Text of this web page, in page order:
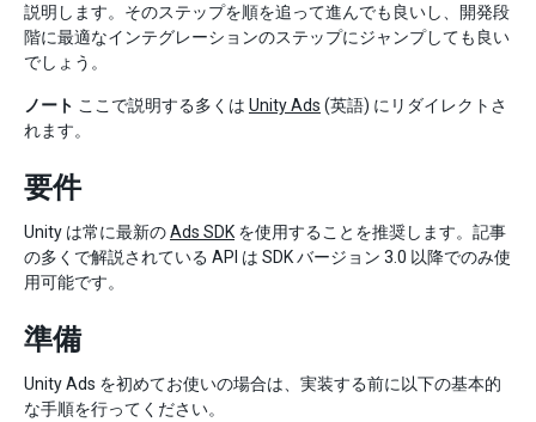
説明します。そのステップを順を追って進んでも良いし、開発段
階に最適なインテグレーションのステップにジャンプしても良い
でしょう。
ノート ここで説明する多くは Unity Ads (英語) にリダイレクトさ
れます。
要件
Unity は常に最新のAds SDK を使用することを推奨します。記事
の多くで解説されている API は SDK バージョン 3.0 以降でのみ使
用可能です。
準備
Unity Ads を初めてお使いの場合は、実装する前に以下の基本的
な手順を行ってください。